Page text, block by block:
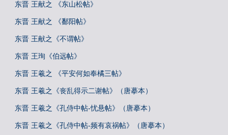
东晋 王献之 《东山松帖》
东晋 王献之 《鄱阳帖》
东晋 王献之《不谓帖》
东晋 王珣《伯远帖》
东晋 王羲之 《平安何如奉橘三帖》
东晋 王羲之《丧乱得示二谢帖》（唐摹本）
东晋 王羲之《孔侍中帖-忧悬帖》（唐摹本）
东晋 王羲之《孔侍中帖-频有哀祸帖》（唐摹本）